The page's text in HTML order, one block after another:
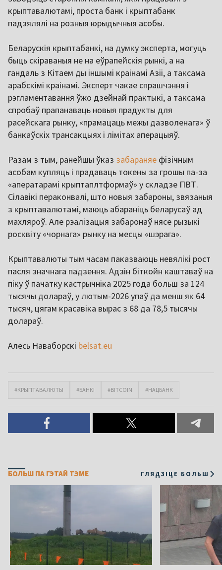
крыптавалютамі, проста банк і крыптабанк
падзялялі на розныя юрыдычныя асобы.
Беларускія крыптабанкі, на думку эксперта, могуць
быць скіраваныя не на еўрапейскія рынкі, а на
гандаль з Кітаем ды іншымі краінамі Азіі, а таксама
арабскімі краінамі. Эксперт чакае спрашчэння і
рэгламентавання ўжо дзейнай практыкі, а таксама
спробаў прапанаваць новыя прадукты для
расейскага рынку, «прамацаць межы дазволенага» ў
банкаўскіх трансакцыях і лімітах аперацыяў.
Разам з тым, ранейшы ўказ забараняе фізічным
асобам купляць і прадаваць токены за грошы па-за
«аператарамі крыптаплтформаў» у складзе ПВТ.
Сілавікі пераконвалі, што новыя забароны, звязаныя
з крыптавалютамі, маюць абараніць беларусаў ад
махляроў. Але рэалізацыя забаронаў нясе рызыкі
росквіту «чорнага» рынку на месцы «шэрага».
Крыптавалюты тым часам паказваюць невялікі рост
пасля значнага падзення. Адзін біткойн каштаваў на
піку ў пачатку кастрычніка 2025 года больш за 124
тысячы долараў, у лютым-2026 упаў да менш як 64
тысяч, цягам красавіка вырас з 68 да 78,5 тысячы
долараў.
Алесь Наваборскі belsat.eu
#КРЫПТАВАЛЮТЫ #БАНКІ #BITCOIN #НАЦБАНК
БОЛЬШ ПА ГЭТАЙ ТЭМЕ ГЛЯДЗІЦЕ БОЛЬШ